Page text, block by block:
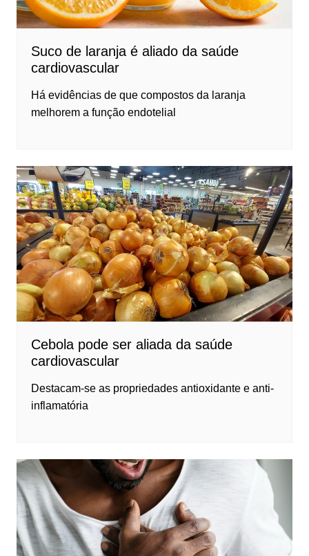
Suco de laranja é aliado da saúde
cardiovascular
Há evidências de que compostos da laranja
melhorem a função endotelial
Cebola pode ser aliada da saúde
cardiovascular
Destacam-se as propriedades antioxidante e anti-
inflamatória